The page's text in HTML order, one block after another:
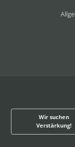
Wir suchen
Verstärkung!